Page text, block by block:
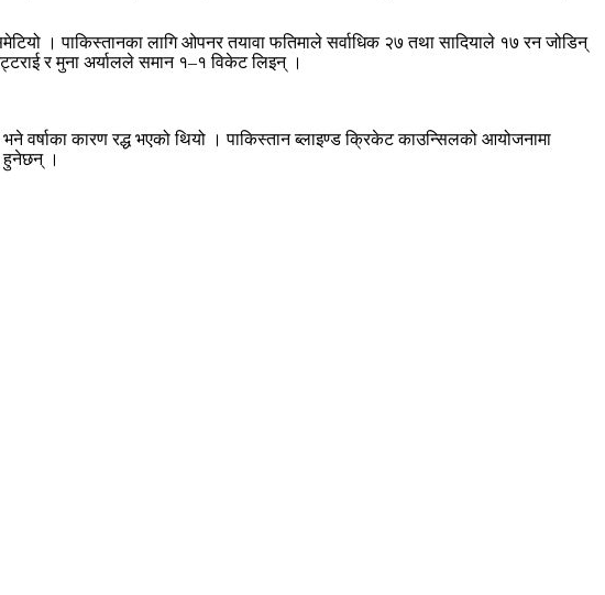
। पाकिस्तानका लागि ओपनर तयावा फतिमाले सर्वाधिक २७ तथा सादियाले १७ रन जोडिन्
र मुना अर्यालले समान १–१ विकेट लिइन् ।
कारण रद्ध भएको थियो । पाकिस्तान ब्लाइण्ड क्रिकेट काउन्सिलको आयोजनामा
हुनेछन् ।